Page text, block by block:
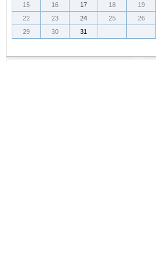
15
16 17 18 19
22
23 24 25 26
29
30 31